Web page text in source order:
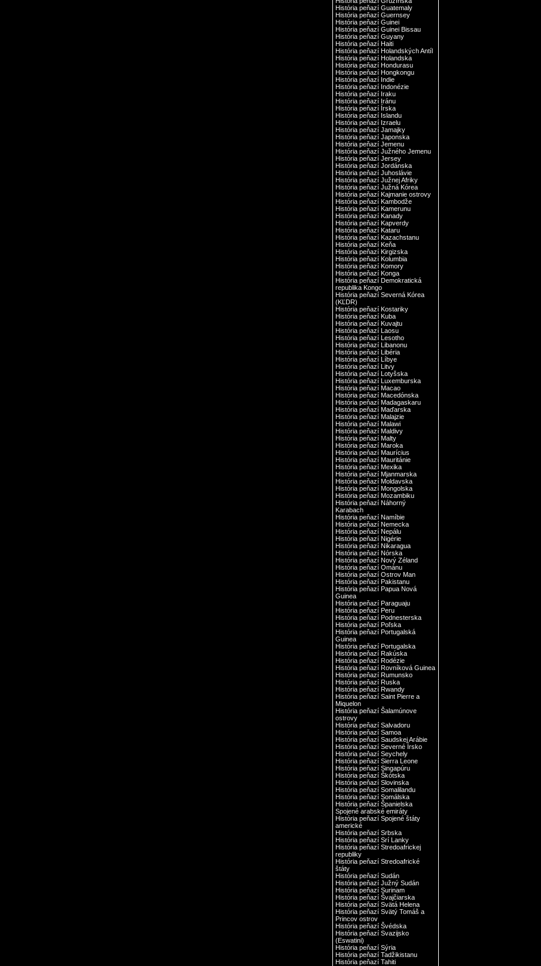
História peňazí Guatemaly
História peňazí Guernsey
História peňazí Guinei
História peňazí Guinei Bissau
História peňazí Guyany
História peňazí Haiti
História peňazí Holandských Antíl
História peňazí Holandska
História peňazí Hondurasu
História peňazí Hongkongu
História peňazí Indie
História peňazí Indonézie
História peňazí Iraku
História peňazí Iránu
História peňazí Írska
História peňazí Islandu
História peňazí Izraelu
História peňazí Jamajky
História peňazí Japonska
História peňazí Jemenu
História peňazí Južného Jemenu
História peňazí Jersey
História peňazí Jordánska
História peňazí Juhoslávie
História peňazí Južnej Afriky
História peňazí Južná Kórea
História peňazí Kajmanie ostrovy
História peňazí Kambodže
História peňazí Kamerunu
História peňazí Kanady
História peňazí Kapverdy
História peňazí Kataru
História peňazí Kazachstanu
História peňazí Keňa
História peňazí Kirgizska
História peňazí Kolumbia
História peňazí Komory
História peňazí Konga
História peňazí Demokratická
republika Kongo
História peňazí Severná Kórea
(KĽDR)
História peňazí Kostariky
História peňazí Kuba
História peňazí Kuvajtu
História peňazí Laosu
História peňazí Lesotho
História peňazí Libanonu
História peňazí Libéria
História peňazí Líbye
História peňazí Litvy
História peňazí Lotyšska
História peňazí Luxemburska
História peňazí Macao
História peňazí Macedónska
História peňazí Madagaskaru
História peňazí Maďarska
História peňazí Malajzie
História peňazí Malawi
História peňazí Maldivy
História peňazí Malty
História peňazí Maroka
História peňazí Maurícius
História peňazí Mauritánie
História peňazí Mexika
História peňazí Mjanmarska
História peňazí Moldavska
História peňazí Mongolska
História peňazí Mozambiku
História peňazí Náhorný
Karabach
História peňazí Namíbie
História peňazí Nemecka
História peňazí Nepálu
História peňazí Nigérie
História peňazí Nikaragua
História peňazí Nórska
História peňazí Nový Zéland
História peňazí Ománu
História peňazí Ostrov Man
História peňazí Pakistanu
História peňazí Papua Nová
Guinea
História peňazí Paraguaju
História peňazí Peru
História peňazí Podnesterska
História peňazí Poľska
História peňazí Portugalská
Guinea
História peňazí Portugalska
História peňazí Rakúska
História peňazí Rodézie
História peňazí Rovníková Guinea
História peňazí Rumunsko
História peňazí Ruska
História peňazí Rwandy
História peňazí Saint Pierre a
Miquelon
História peňazí Šalamúnove
ostrovy
História peňazí Salvadoru
História peňazí Samoa
História peňazí Saudskej Arábie
História peňazí Severné Írsko
História peňazí Seychely
História peňazí Sierra Leone
História peňazí Singapúru
História peňazí Škótska
História peňazí Slovinska
História peňazí Somalilandu
História peňazí Somálska
História peňazí Španielska
Spojené arabské emiráty
História peňazí Spojené štáty
americké
História peňazí Srbska
História peňazí Srí Lanky
História peňazí Stredoafrickej
republiky
História peňazí Stredoafrické
štáty
História peňazí Sudán
História peňazí Južný Sudán
História peňazí Surinam
História peňazí Švajčiarska
História peňazí Svätá Helena
História peňazí Svätý Tomáš a
Princov ostrov
História peňazí Švédska
História peňazí Svazijsko
(Eswatini)
História peňazí Sýria
História peňazí Tadžikistanu
História peňazí Tahiti